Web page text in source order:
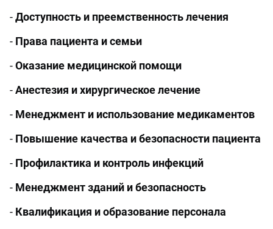
-Доступность и преемственность лечения
- Права пациента и семьи
-Оказание медицинской помощи
-Анестезия и хирургическое лечение
- Менеджмент и использование медикаментов
- Повышение качества и безопасности пациента
- Профилактика и контроль инфекций
- Менеджмент зданий и безопасность
- Квалификация и образование персонала